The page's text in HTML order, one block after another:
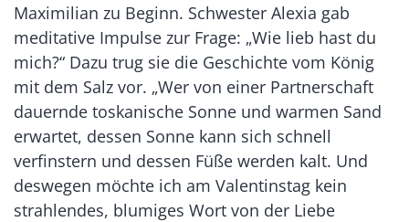
Maximilian zu Beginn. Schwester Alexia gab
meditative Impulse zur Frage: „Wie lieb hast du
mich?“ Dazu trug sie die Geschichte vom König
mit dem Salz vor. „Wer von einer Partnerschaft
dauernde toskanische Sonne und warmen Sand
erwartet, dessen Sonne kann sich schnell
verfinstern und dessen Füße werden kalt. Und
deswegen möchte ich am Valentinstag kein
strahlendes, blumiges Wort von der Liebe